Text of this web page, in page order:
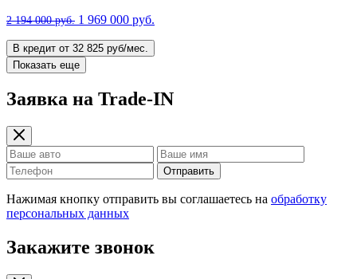
2 194 000 руб. 1 969 000 руб.
В кредит от 32 825 руб/мес.
Показать еще
Заявка на Trade-IN
Отправить
Нажимая кнопку отправить вы соглашаетесь на обработку
персональных данных
Закажите звонок